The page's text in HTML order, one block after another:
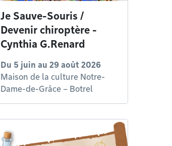
Je Sauve-Souris /
Devenir chiroptère -
Cynthia G.Renard
Du 5 juin au 29 août 2026
Maison de la culture Notre-
Dame-de-Grâce – Botrel